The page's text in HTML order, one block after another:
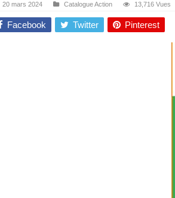
20 mars 2024 Catalogue Action 13,716 Vues
Facebook Twitter Pinterest